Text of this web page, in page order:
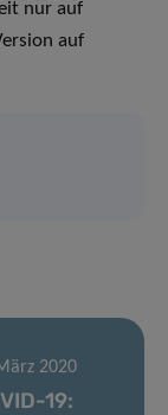
nur auf
auf
2020
19: